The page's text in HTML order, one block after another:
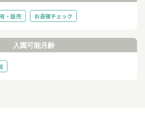
・販売 お昼寝チェック
入園可能月齢